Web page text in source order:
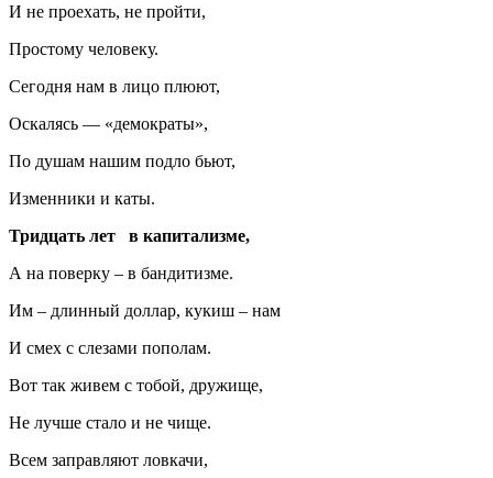
И не проехать, не пройти,
Простому человеку.
Сегодня нам в лицо плюют,
Оскалясь — «демократы»,
По душам нашим подло бьют,
Изменники и каты.
Тридцать лет в капитализме,
А на поверку – в бандитизме.
Им – длинный доллар, кукиш – нам
И смех с слезами пополам.
Вот так живем с тобой, дружище,
Не лучше стало и не чище.
Всем заправляют ловкачи,